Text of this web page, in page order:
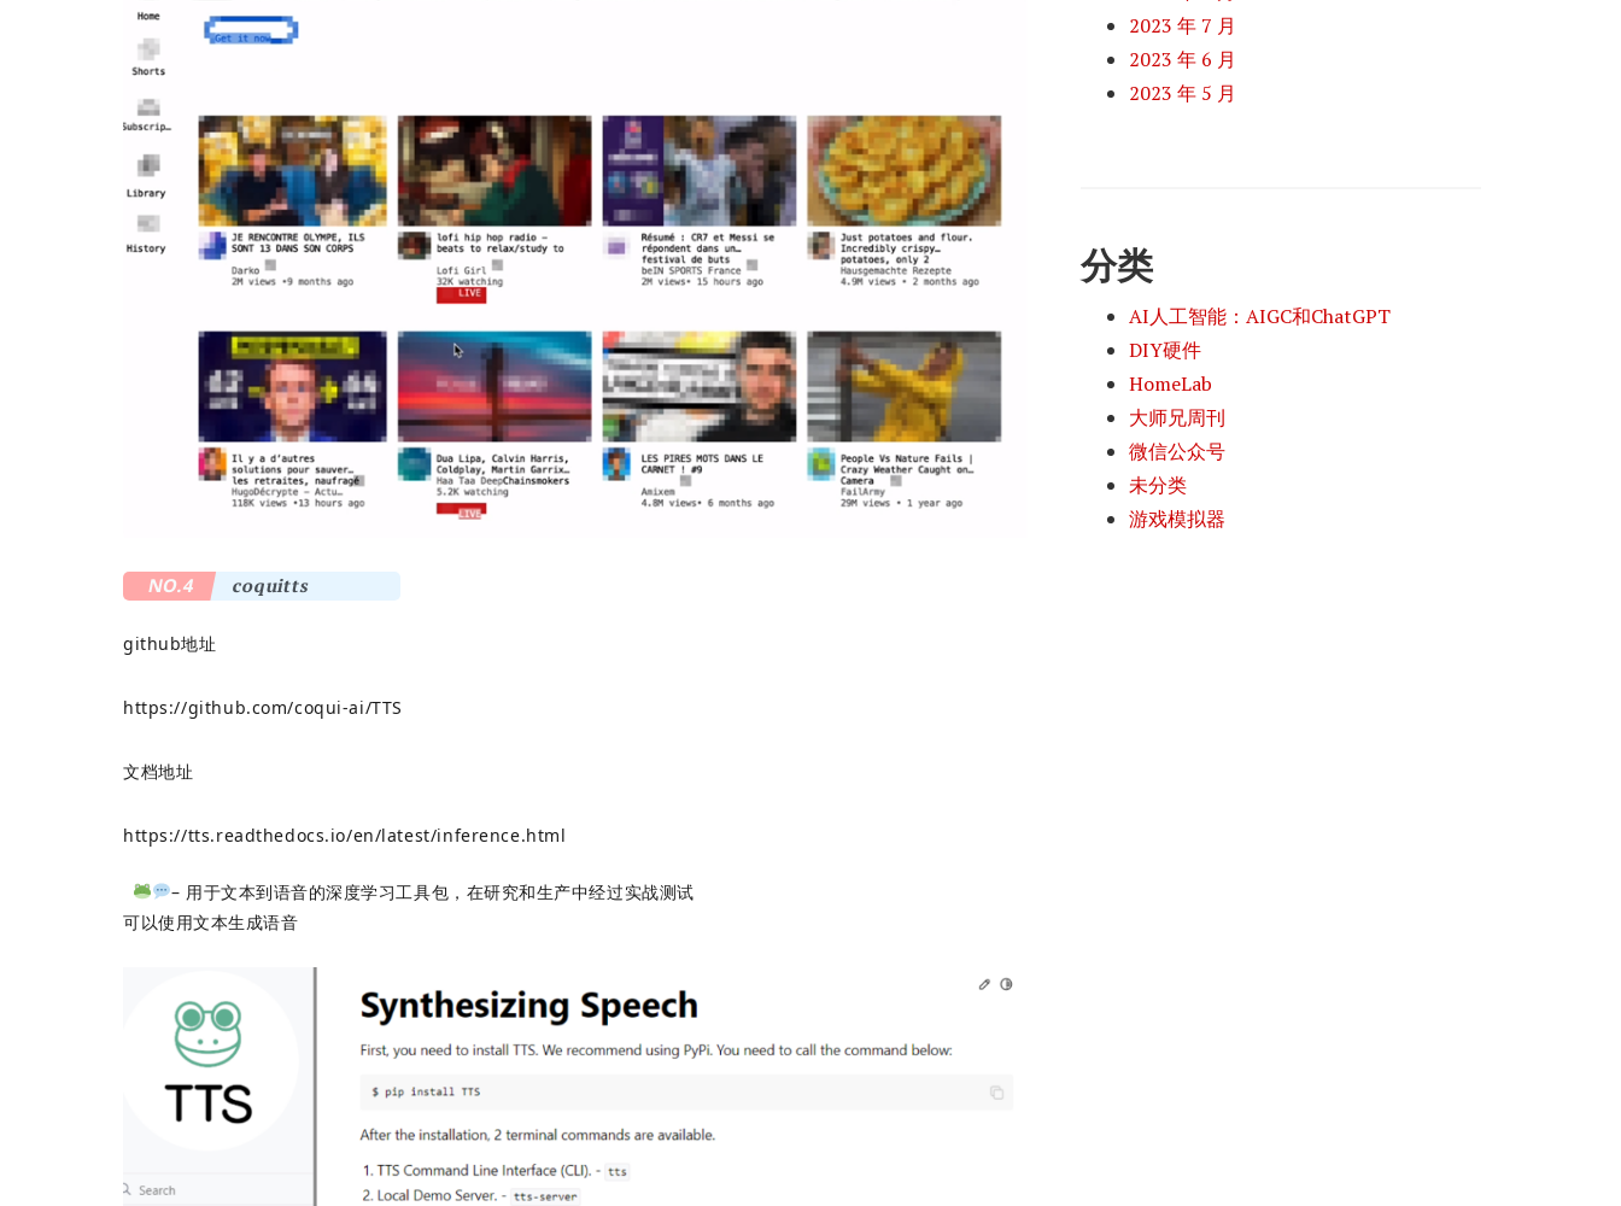
NO.4 coquitts
github地址
https://github.com/coqui-ai/TTS
文档地址
https://tts.readthedocs.io/en/latest/inference.html
– 用于文本到语音的深度学习工具包，在研究和生产中经过实战测试
可以使用文本生成语音
2023 年 7 月
2023 年 6 月
2023 年 5 月
分类
AI人工智能：AIGC和ChatGPT
DIY硬件
HomeLab
大师兄周刊
微信公众号
未分类
游戏模拟器